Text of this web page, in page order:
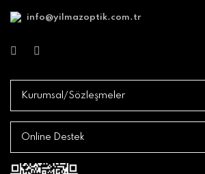
info@yilmazoptik.com.tr
Kurumsal/Sözleşmeler
Online Destek